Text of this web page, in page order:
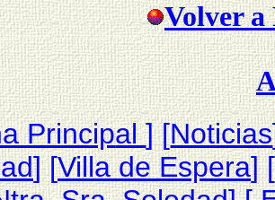
Volver a
Principal][Noticias
] [Villa de Espera] [